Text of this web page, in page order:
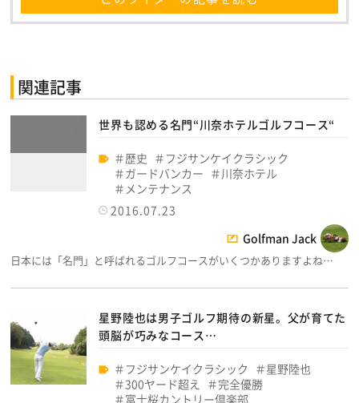
関連記事
世界も認める名門“川奈ホテルゴルフコース“
歴史
フジサンケイクラシック
ガードバンカー
川奈ホテル
メンテナンス
2016.07.23
Golfman Jack
日本には「名門」と呼ばれるゴルフコースがいくつかありますよね…
星野陸也は男子ゴルフ期待の新星。父が育てた
頭脳が巧みなコース…
フジサンケイクラシック
星野陸也
300ヤード超え
完全優勝
富士桜カントリー倶楽部